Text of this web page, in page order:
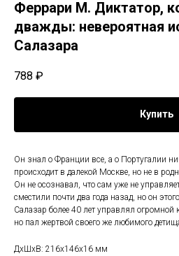
Феррари М. Диктатор,
дважды: невероятная
Салазара
788 ₽
Купить
Он знал о Франции все, а о Португалии
происходит в далекой Москве, но не в
Он не осознавал, что сам уже не
сместили почти два года назад, но он
Салазар более 40 лет управлял огромной
но пал жертвой своего же любимого
ДxШxВ: 216x146x16 мм